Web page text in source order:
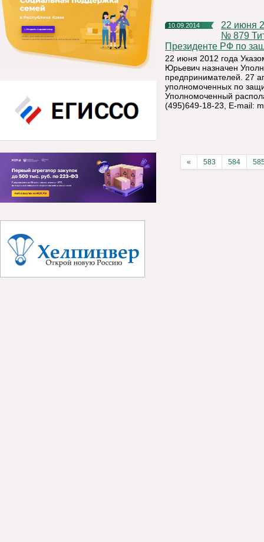
10.09.2014
22 июня 2012 года Указом Президента Российской Федерации
№ 879
Президенте РФ по
22 июня 2012 года
Юрьевич назначен
предпринимателей. 27
уполномоченных по
Уполномоченный
(495)649-18-23, E-mail:
« 583 584